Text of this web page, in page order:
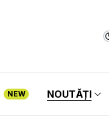
NEW NOUTĂȚI